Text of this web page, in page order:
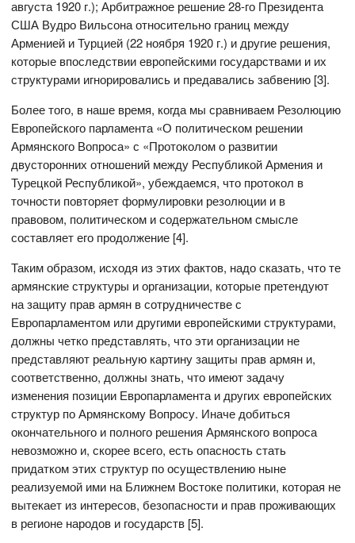
августа 1920 г.); Арбитражное решение 28-го Президента
США Вудро Вильсона относительно границ между
Арменией и Турцией (22 ноября 1920 г.) и другие решения,
которые впоследствии европейскими государствами и их
структурами игнорировались и предавались забвению [3].
Более того, в наше время, когда мы сравниваем Резолюцию
Европейского парламента «О политическом решении
Армянского Вопроса» с «Протоколом о развитии
двусторонних отношений между Республикой Армения и
Турецкой Республикой», убеждаемся, что протокол в
точности повторяет формулировки резолюции и в
правовом, политическом и содержательном смысле
составляет его продолжение [4].
Таким образом, исходя из этих фактов, надо сказать, что те
армянские структуры и организации, которые претендуют
на защиту прав армян в сотрудничестве с
Европарламентом или другими европейскими структурами,
должны четко представлять, что эти организации не
представляют реальную картину защиты прав армян и,
соответственно, должны знать, что имеют задачу
изменения позиции Европарламента и других европейских
структур по Армянскому Вопросу. Иначе добиться
окончательного и полного решения Армянского вопроса
невозможно и, скорее всего, есть опасность стать
придатком этих структур по осуществлению ныне
реализуемой ими на Ближнем Востоке политики, которая не
вытекает из интересов, безопасности и прав проживающих
в регионе народов и государств [5].